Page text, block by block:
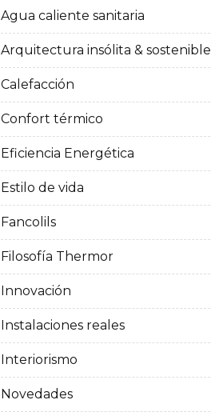
Agua caliente sanitaria
Arquitectura insólita & sostenible
Calefacción
Confort térmico
Eficiencia Energética
Estilo de vida
Fancolils
Filosofía Thermor
Innovación
Instalaciones reales
Interiorismo
Novedades